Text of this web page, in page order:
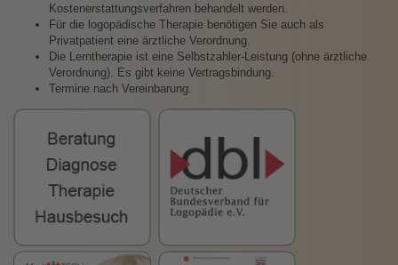
Kostenerstattungsverfahren behandelt werden.
Für die logopädische Therapie benötigen Sie auch als
Privatpatient eine ärztliche Verordnung.
Die Lerntherapie ist eine Selbstzahler-Leistung (ohne ärztliche
Verordnung). Es gibt keine Vertragsbindung.
Termine nach Vereinbarung.